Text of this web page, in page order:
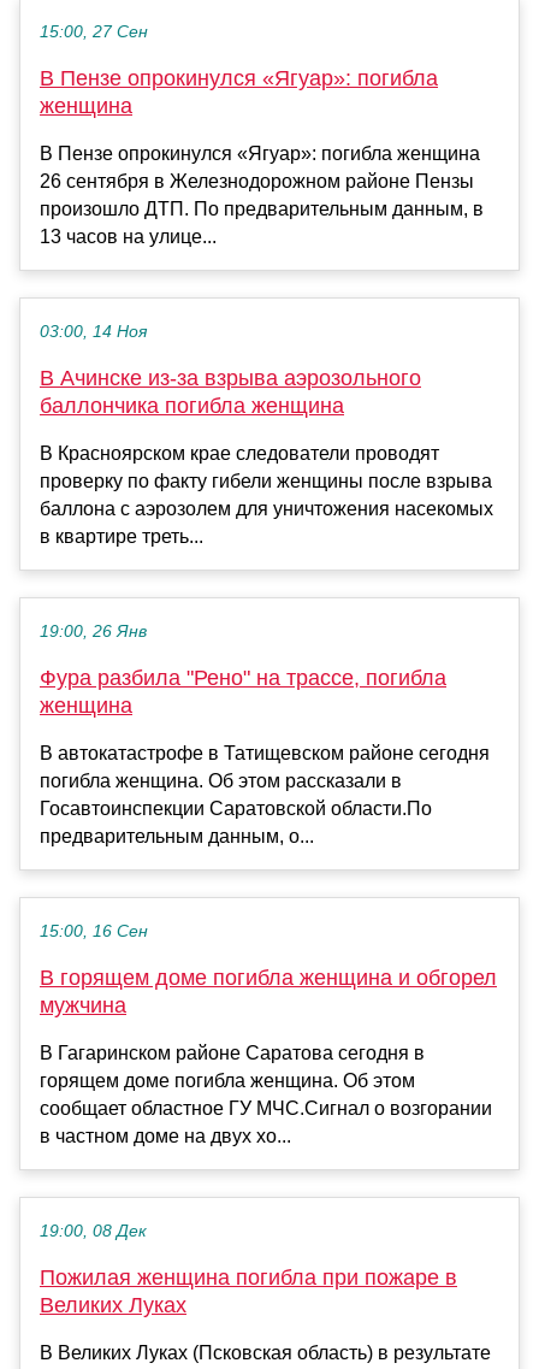
15:00, 27 Сен
В Пензе опрокинулся «Ягуар»: погибла
женщина
В Пензе опрокинулся «Ягуар»: погибла женщина
26 сентября в Железнодорожном районе Пензы
произошло ДТП. По предварительным данным, в
13 часов на улице...
03:00, 14 Ноя
В Ачинске из-за взрыва аэрозольного
баллончика погибла женщина
В Красноярском крае следователи проводят
проверку по факту гибели женщины после взрыва
баллона с аэрозолем для уничтожения насекомых
в квартире треть...
19:00, 26 Янв
Фура разбила "Рено" на трассе, погибла
женщина
В автокатастрофе в Татищевском районе сегодня
погибла женщина. Об этом рассказали в
Госавтоинспекции Саратовской области.По
предварительным данным, о...
15:00, 16 Сен
В горящем доме погибла женщина и обгорел
мужчина
В Гагаринском районе Саратова сегодня в
горящем доме погибла женщина. Об этом
сообщает областное ГУ МЧС.Сигнал о возгорании
в частном доме на двух хо...
19:00, 08 Дек
Пожилая женщина погибла при пожаре в
Великих Луках
В Великих Луках (Псковская область) в результате